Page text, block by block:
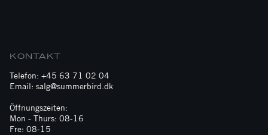
KONTAKT
Telefon: +45 63 71 02 04
Email: salg@summerbird.dk
Öffnungszeiten:
Mon - Thurs: 08-16
Fre: 08-15